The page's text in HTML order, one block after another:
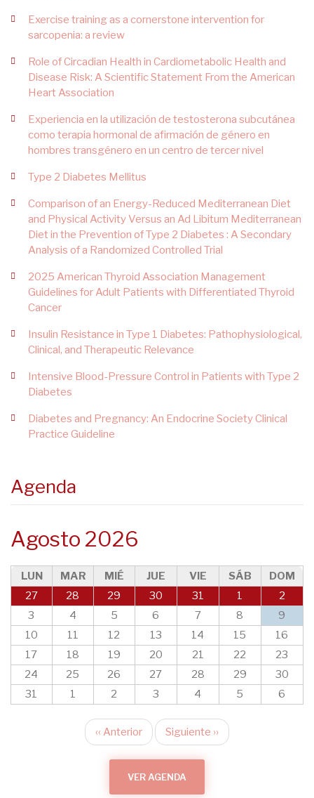
Exercise training as a cornerstone intervention for
sarcopenia: a review
Role of Circadian Health in Cardiometabolic Health and
Disease Risk: A Scientific Statement From the American
Heart Association
Experiencia en la utilización de testosterona subcutánea
como terapia hormonal de afirmación de género en
hombres transgénero en un centro de tercer nivel
Type 2 Diabetes Mellitus
Comparison of an Energy-Reduced Mediterranean Diet
and Physical Activity Versus an Ad Libitum Mediterranean
Diet in the Prevention of Type 2 Diabetes : A Secondary
Analysis of a Randomized Controlled Trial
2025 American Thyroid Association Management
Guidelines for Adult Patients with Differentiated Thyroid
Cancer
Insulin Resistance in Type 1 Diabetes: Pathophysiological,
Clinical, and Therapeutic Relevance
Intensive Blood-Pressure Control in Patients with Type 2
Diabetes
Diabetes and Pregnancy: An Endocrine Society Clinical
Practice Guideline
Agenda
Agosto 2026
LUN MAR MIÉ JUE VIE SÁB
DOM
27
28 29 30 31 1
2
3
4 5 6 7 8
9
10
11 12 13 14 15
16
17
18 19 20 21 22
23
24
25 26 27 28 29
30
31
1 2 3 4 5 6
Paginación
‹‹ Anterior Siguiente ››
VER AGENDA